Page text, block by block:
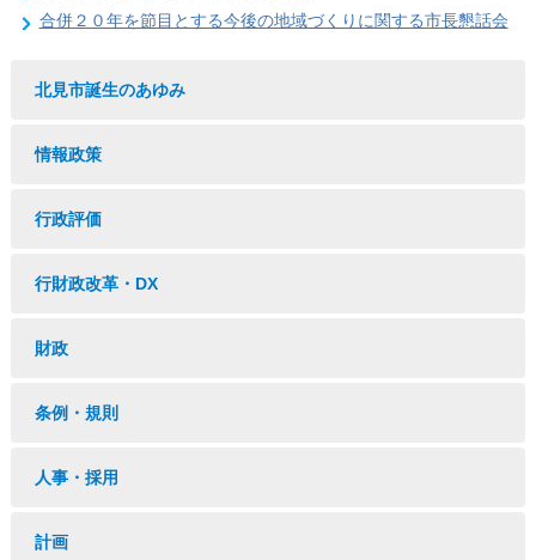
合併２０年を節目とする今後の地域づくりに関する市長懇話会
北見市誕生のあゆみ
情報政策
行政評価
行財政改革・DX
財政
条例・規則
人事・採用
計画